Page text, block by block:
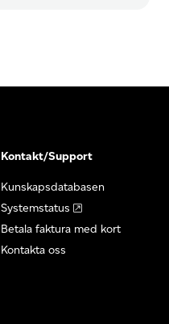
Kontakt/Support
Kunskapsdatabasen
Systemstatus
Betala faktura med kort
Kontakta oss